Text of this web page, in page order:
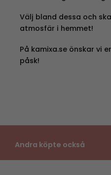
Välj bland dessa och
atmosfär i hemmet!
På kamixa.se önskar vi
påsk!
Andra köpte också